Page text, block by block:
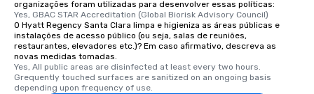
organizações foram utilizadas para desenvolver essas políticas:
Yes, GBAC STAR Accreditation (Global Biorisk Advisory Council)
O Hyatt Regency Santa Clara limpa e higieniza as áreas públicas e
instalações de acesso público (ou seja, salas de reuniões,
restaurantes, elevadores etc.)? Em caso afirmativo, descreva as
novas medidas tomadas.
Yes, All public areas are disinfected at least every two hours.
Grequently touched surfaces are sanitized on an ongoing basis
depending upon frequency of use.